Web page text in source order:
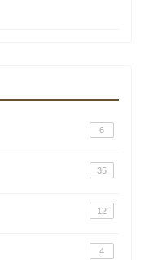
6
35
12
4